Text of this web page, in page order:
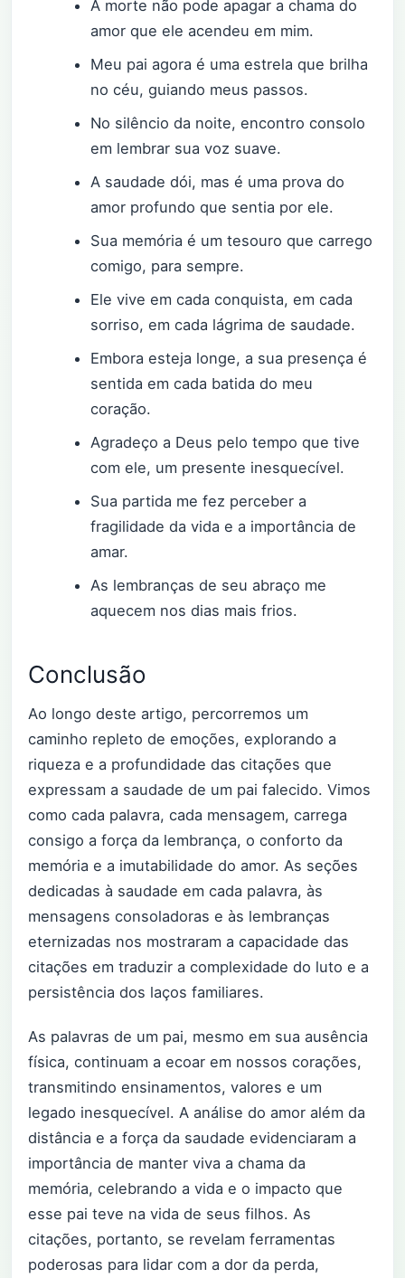
A morte não pode apagar a chama do
amor que ele acendeu em mim.
Meu pai agora é uma estrela que brilha
no céu, guiando meus passos.
No silêncio da noite, encontro consolo
em lembrar sua voz suave.
A saudade dói, mas é uma prova do
amor profundo que sentia por ele.
Sua memória é um tesouro que carrego
comigo, para sempre.
Ele vive em cada conquista, em cada
sorriso, em cada lágrima de saudade.
Embora esteja longe, a sua presença é
sentida em cada batida do meu
coração.
Agradeço a Deus pelo tempo que tive
com ele, um presente inesquecível.
Sua partida me fez perceber a
fragilidade da vida e a importância de
amar.
As lembranças de seu abraço me
aquecem nos dias mais frios.
Conclusão
Ao longo deste artigo, percorremos um
caminho repleto de emoções, explorando a
riqueza e a profundidade das citações que
expressam a saudade de um pai falecido. Vimos
como cada palavra, cada mensagem, carrega
consigo a força da lembrança, o conforto da
memória e a imutabilidade do amor. As seções
dedicadas à saudade em cada palavra, às
mensagens consoladoras e às lembranças
eternizadas nos mostraram a capacidade das
citações em traduzir a complexidade do luto e a
persistência dos laços familiares.
As palavras de um pai, mesmo em sua ausência
física, continuam a ecoar em nossos corações,
transmitindo ensinamentos, valores e um
legado inesquecível. A análise do amor além da
distância e a força da saudade evidenciaram a
importância de manter viva a chama da
memória, celebrando a vida e o impacto que
esse pai teve na vida de seus filhos. As
citações, portanto, se revelam ferramentas
poderosas para lidar com a dor da perda,